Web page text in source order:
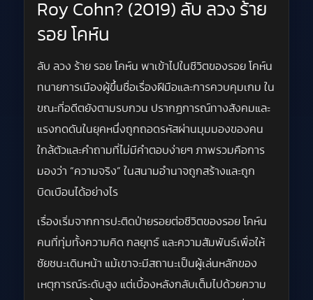
Roy Cohn? (2019) ลับ ลวง ร้าย
รอย โคห์น
ลับ ลวง ร้าย รอย โคห์น พาเข้าไปในชีวิตของรอย โคห์น
ทนายการเมืองผู้ขึ้นชื่อเรื่องฝีมือและการควบคุมเกม ใน
ขณะที่อดีตยังตามรบกวน ปรากฏการณ์ทางสังคมและ
แรงกดดันในยุคหนึ่งถูกถอดรหัสผ่านมุมมองของคน
ใกล้ตัวและคำถามที่ไม่มีคำตอบง่ายๆ ภาพรวมคือการ
มองว่า “ความจริง” ในสนามอำนาจถูกสร้างและถูก
บิดเบือนได้อย่างไร
เรื่องเริ่มจากการปะติดป่ายรอยต่อชีวิตของรอย โคห์น
คนที่ทุ่มทั้งความคิด กลยุทธ์ และความสัมพันธ์เพื่อให้
ชัยชนะเดินหน้า แม้เขาจะมีสถานะเป็นผู้เล่นหลักของ
เหตุการณ์ระดับสูง แต่เบื้องหลังกลับเต็มไปด้วยความ